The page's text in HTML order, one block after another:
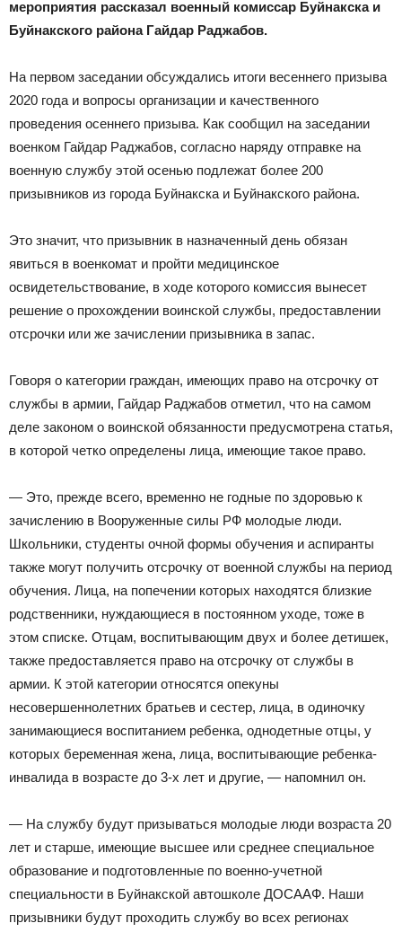
мероприятия рассказал военный комиссар Буйнакска и
Буйнакского района Гайдар Раджабов.
На первом заседании обсуждались итоги весеннего призыва
2020 года и вопросы организации и качественного
проведения осеннего призыва. Как сообщил на заседании
военком Гайдар Раджабов, согласно наряду отправке на
военную службу этой осенью подлежат более 200
призывников из города Буйнакска и Буйнакского района.
Это значит, что призывник в назначенный день обязан
явиться в военкомат и пройти медицинское
освидетельствование, в ходе которого комиссия вынесет
решение о прохождении воинской службы, предоставлении
отсрочки или же зачислении призывника в запас.
Говоря о категории граждан, имеющих право на отсрочку от
службы в армии, Гайдар Раджабов отметил, что на самом
деле законом о воинской обязанности предусмотрена статья,
в которой четко определены лица, имеющие такое право.
— Это, прежде всего, временно не годные по здоровью к
зачислению в Вооруженные силы РФ молодые люди.
Школьники, студенты очной формы обучения и аспиранты
также могут получить отсрочку от военной службы на период
обучения. Лица, на попечении которых находятся близкие
родственники, нуждающиеся в постоянном уходе, тоже в
этом списке. Отцам, воспитывающим двух и более детишек,
также предоставляется право на отсрочку от службы в
армии. К этой категории относятся опекуны
несовершеннолетних братьев и сестер, лица, в одиночку
занимающиеся воспитанием ребенка, однодетные отцы, у
которых беременная жена, лица, воспитывающие ребенка-
инвалида в возрасте до 3-х лет и другие, — напомнил он.
— На службу будут призываться молодые люди возраста 20
лет и старше, имеющие высшее или среднее специальное
образование и подготовленные по военно-учетной
специальности в Буйнакской автошколе ДОСААФ. Наши
призывники будут проходить службу во всех регионах